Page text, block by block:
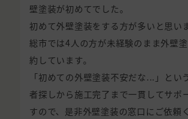
壁塗装が初めてでした。
初めて外壁塗装をする方が多いと思い
総市では4人の方が未経験のまま外壁
約しています。
「初めての外壁塗装不安だな...」とい
者探しから施工完了まで一貫してサポ
すので、是非外壁塗装の窓口にご依頼